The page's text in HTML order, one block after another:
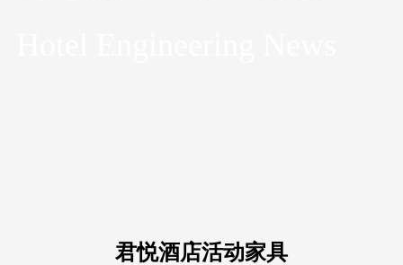
君悦酒店活动家具